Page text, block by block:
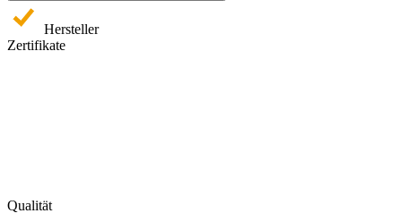
Hersteller
Zertifikate
Qualität